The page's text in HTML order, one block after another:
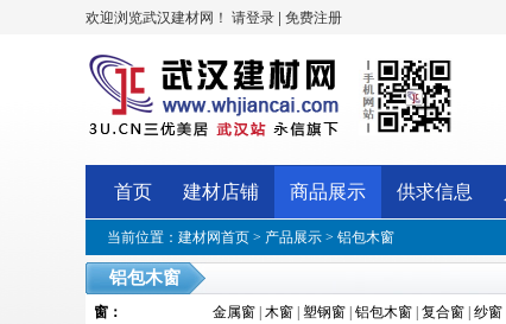
欢迎浏览武汉建材网！ 请登录 | 免费注册
首页 建材店铺 商品展示 供求信息
当前位置： 建材网首页 > 产品展示 > 铝包木窗
铝包木窗
窗 ： 金属窗 木窗 塑钢窗 铝包木窗 复合窗 纱窗